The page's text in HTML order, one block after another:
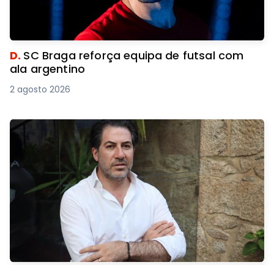
D. SC Braga reforça equipa de futsal com
ala argentino
2 agosto 2026